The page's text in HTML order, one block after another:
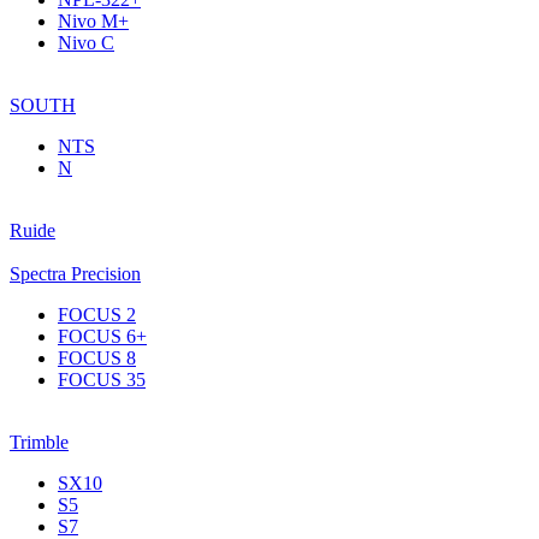
Nivo M+
Nivo C
SOUTH
NTS
N
Ruide
Spectra Precision
FOCUS 2
FOCUS 6+
FOCUS 8
FOCUS 35
Trimble
SX10
S5
S7